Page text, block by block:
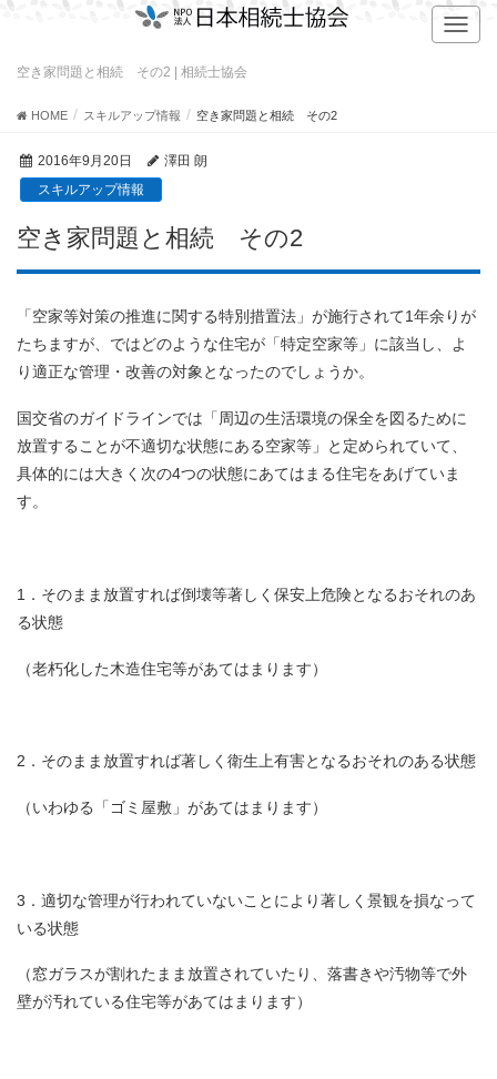
T
o
a
i
o
空き家問題と相続 その2 | 相続士協会
HOME スキルアップ情報 空き家問題と相続 その2
2016年9月20日
澤田 朗
スキルアップ情報
空き家問題と相続 その2
「空家等対策の推進に関する特別措置法」が施行されて1年余りが
たちますが、ではどのような住宅が「特定空家等」に該当し、よ
り適正な管理・改善の対象となったのでしょうか。
国交省のガイドラインでは「周辺の生活環境の保全を図るために
放置することが不適切な状態にある空家等」と定められていて、
具体的には大きく次の4つの状態にあてはまる住宅をあげていま
す。
1．そのまま放置すれば倒壊等著しく保安上危険となるおそれのあ
る状態
（老朽化した木造住宅等があてはまります）
2．そのまま放置すれば著しく衛生上有害となるおそれのある状態
（いわゆる「ゴミ屋敷」があてはまります）
3．適切な管理が行われていないことにより著しく景観を損なって
いる状態
（窓ガラスが割れたまま放置されていたり、落書きや汚物等で外
壁が汚れている住宅等があてはまります）